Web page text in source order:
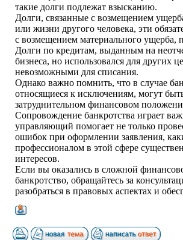
такие долги подлежат взысканию.
Долги, связанные с возмещением
или жизни другого человека, эти
с возмещением материального ущерба,
Долги по кредитам, выданным на
бизнеса, но использовался для
невозможными для списания.
Однако важно помнить, что в случае
относящиеся к исключениям, могут
затруднительном финансовом
Сопровождение банкротства играет
управляющий помогает не только
ошибок при оформлении заявления,
профессионалом в этой сфере
интересов.
Если вы оказались в сложной
банкротство, обращайтесь за
разобраться в правовых аспектах и